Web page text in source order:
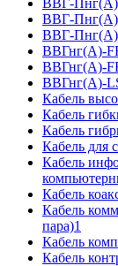
ВВГ-
ВВГ-
ВВГнг(А)-
ВВГнг(А)-
ВВГнг(А)-
Кабель
Кабель
Кабель
Кабель для
Кабель
Кабель
Кабель
пара)1
Кабель
Кабель